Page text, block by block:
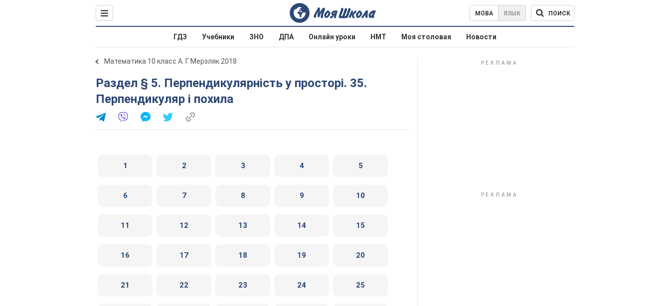
МОВА ЯЗЫК ПОИСК
ГДЗ Учебники ЗНО ДПА Онлайн уроки НМТ Моя столовая Новости
Математика 10 класс А. Г. Мерзляк 2018
Раздел § 5. Перпендикулярність у просторі. 35.
Перпендикуляр і похила
1 2 3 4 5
6 7 8 9 10
11 12 13 14 15
16 17 18 19 20
21 22 23 24 25